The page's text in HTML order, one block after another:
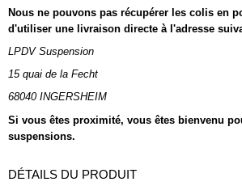
Nous ne pouvons pas récupérer les colis en
d'utiliser une livraison directe à l'adresse
LPDV Suspension
15 quai de la Fecht
68040 INGERSHEIM
Si vous êtes proximité, vous êtes bienvenu
suspensions.
DÉTAILS DU PRODUIT